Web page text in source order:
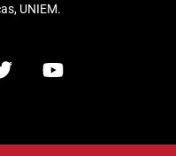
UNIEM.
T
Y